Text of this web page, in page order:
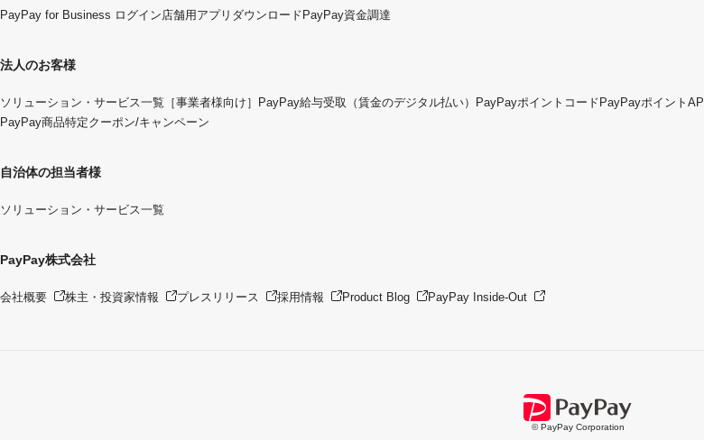
PayPay for Business ログイン店舗用アプリダウンロード PayPay資金調達
法人のお客様
ソリューション・サービス一覧 ［事業者様向け］PayPay給与受取（賃金のデジタル払い） PayPayポイントコード PayPayポイントAPI
PayPay商品特定クーポン/キャンペーン
自治体の担当者様
ソリューション・サービス一覧
PayPay株式会社
会社概要 株主・投資家情報 プレスリリース 採用情報 Product Blog PayPay Inside-Out
© PayPay Corporation